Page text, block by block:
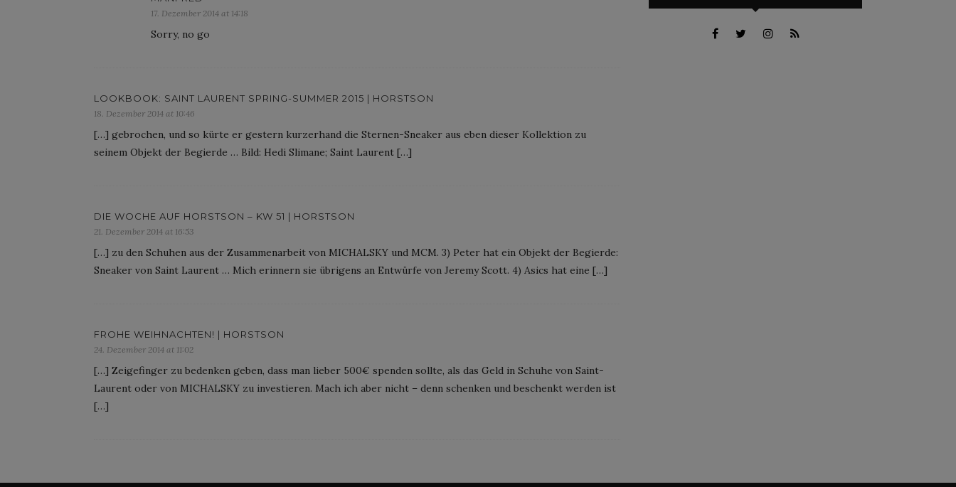
17. Dezember 2014 at 14:18
Sorry, no go
LOOKBOOK: SAINT LAURENT SPRING-SUMMER 2015 | HORSTSON
18. Dezember 2014 at 10:46
[…] gebrochen, und so kürte er gestern kurzerhand die Sternen-Sneaker aus eben dieser Kollektion zu
seinem Objekt der Begierde … Bild: Hedi Slimane; Saint Laurent […]
DIE WOCHE AUF HORSTSON – KW 51 | HORSTSON
21. Dezember 2014 at 16:53
[…] zu den Schuhen aus der Zusammenarbeit von MICHALSKY und MCM. 3) Peter hat ein Objekt der Begierde:
Sneaker von Saint Laurent … Mich erinnern sie übrigens an Entwürfe von Jeremy Scott. 4) Asics hat eine […]
FROHE WEIHNACHTEN! | HORSTSON
24. Dezember 2014 at 11:02
[…] Zeigefinger zu bedenken geben, dass man lieber 500€ spenden sollte, als das Geld in Schuhe von Saint-
Laurent oder von MICHALSKY zu investieren. Mach ich aber nicht – denn schenken und beschenkt werden ist
[…]